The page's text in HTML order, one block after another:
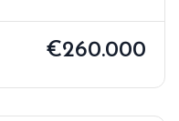
€260.000